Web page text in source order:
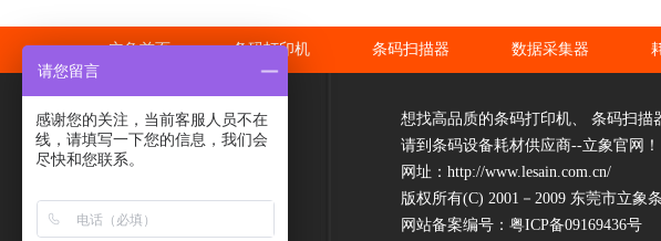
立象首页 条码打印机 条码扫描器 数据采集器
想找高品质的条码打印机 条码扫描
请到条码设备耗材供应商--立象官网！
网址： http://www.lesain.com.cn/
版权所有(C) 2001－2009 东莞市立
网站备案编号： 粤ICP备09169436号
请您留言
感谢您的关注，当前客服人员不在
线，请填写一下您的信息，我们会
尽快和您联系。